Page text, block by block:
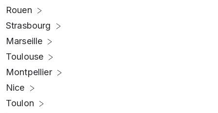
Rouen
Strasbourg
Marseille
Toulouse
Montpellier
Nice
Toulon